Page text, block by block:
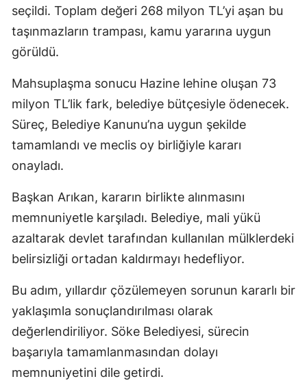
seçildi. Toplam değeri 268 milyon TL’yi aşan bu
taşınmazların trampası, kamu yararına uygun
görüldü.
Mahsuplaşma sonucu Hazine lehine oluşan 73
milyon TL’lik fark, belediye bütçesiyle ödenecek.
Süreç, Belediye Kanunu’na uygun şekilde
tamamlandı ve meclis oy birliğiyle kararı
onayladı.
Başkan Arıkan, kararın birlikte alınmasını
memnuniyetle karşıladı. Belediye, mali yükü
azaltarak devlet tarafından kullanılan mülklerdeki
belirsizliği ortadan kaldırmayı hedefliyor.
Bu adım, yıllardır çözülemeyen sorunun kararlı bir
yaklaşımla sonuçlandırılması olarak
değerlendiriliyor. Söke Belediyesi, sürecin
başarıyla tamamlanmasından dolayı
memnuniyetini dile getirdi.